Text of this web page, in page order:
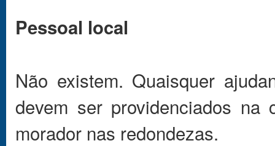
Pessoal local
Não existem. Quaisquer
devem ser providenciados na
morador nas redondezas.